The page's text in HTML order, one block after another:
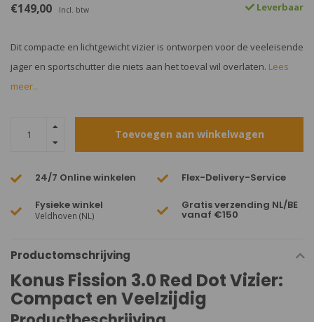
€149,00 Incl. btw Leverbaar
Dit compacte en lichtgewicht vizier is ontworpen voor de veeleisende
jager en sportschutter die niets aan het toeval wil overlaten. Lees
meer..
Toevoegen aan winkelwagen
24/7 Online winkelen Flex-Delivery-Service
Fysieke winkel
Veldhoven (NL)
Gratis verzending NL/BE
vanaf €150
Productomschrijving
Konus Fission 3.0 Red Dot Vizier:
Compact en Veelzijdig